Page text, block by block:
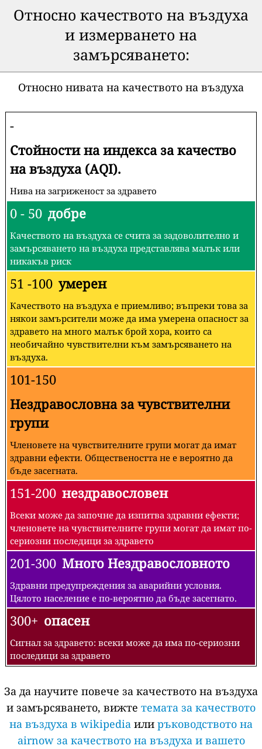
Относно качеството на въздуха
и измерването на
замърсяването:
Относно нивата на качеството на въздуха
-
Стойности на индекса за качество
на въздуха (AQI).
Нива на загриженост за здравето
0 - 50 добре
Качеството на въздуха се счита за задоволително и
замърсяването на въздуха представлява малък или
никакъв риск
51 -100 умерен
Качеството на въздуха е приемливо; въпреки това за
някои замърсители може да има умерена опасност за
здравето на много малък брой хора, които са
необичайно чувствителни към замърсяването на
въздуха.
101-150
Нездравословна за чувствителни
групи
Членовете на чувствителните групи могат да имат
здравни ефекти. Обществеността не е вероятно да
бъде засегната.
151-200 нездравословен
Всеки може да започне да изпитва здравни ефекти;
членовете на чувствителните групи могат да имат по-
сериозни последици за здравето
201-300 Много Нездравословното
Здравни предупреждения за аварийни условия.
Цялото население е по-вероятно да бъде засегнато.
300+ опасен
Сигнал за здравето: всеки може да има по-сериозни
последици за здравето
За да научите повече за качеството на въздуха
и замърсяването, вижте темата за качеството
на въздуха в wikipedia или ръководството на
airnow за качеството на въздуха и вашето